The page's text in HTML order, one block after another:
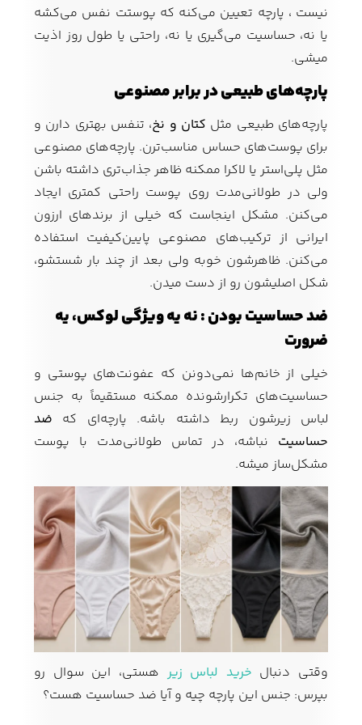
نیست ، پارچه تعیین می‌کنه که پوستت نفس می‌کشه
یا نه، حساسیت می‌گیری یا نه، راحتی یا طول روز اذیت
میشی.
پارچه‌های طبیعی در برابر مصنوعی
پارچه‌های طبیعی مثل کتان و نخ، تنفس بهتری دارن و
برای پوست‌های حساس مناسب‌ترن. پارچه‌های مصنوعی
مثل پلی‌استر یا لاکرا ممکنه ظاهر جذاب‌تری داشته باشن
ولی در طولانی‌مدت روی پوست راحتی کمتری ایجاد
می‌کنن. مشکل اینجاست که خیلی از برندهای ارزون
ایرانی از ترکیب‌های مصنوعی پایین‌کیفیت استفاده
می‌کنن. ظاهرشون خوبه ولی بعد از چند بار شستشو،
شکل اصلیشون رو از دست میدن.
ضد حساسیت بودن : نه یه ویژگی لوکس، یه
ضرورت
خیلی از خانم‌ها نمی‌دونن که عفونت‌های پوستی و
حساسیت‌های تکرارشونده ممکنه مستقیماً به جنس
لباس زیرشون ربط داشته باشه. پارچه‌ای که ضد
حساسیت نباشه، در تماس طولانی‌مدت با پوست
مشکل‌ساز میشه.
وقتی دنبال خرید لباس زیر هستی، این سوال رو
بپرس: جنس این پارچه چیه و آیا ضد حساسیت هست؟